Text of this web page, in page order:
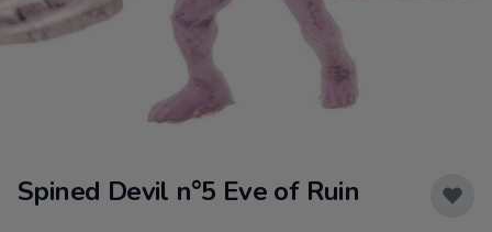
Spined Devil n°5 Eve of Ruin